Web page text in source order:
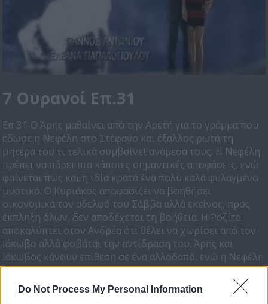
Do Not Process My Personal Information
7 Ουρανοί Επ.31
Επ 31-Ο Άρης μαθαίνει από την Αρετή για το γράμμα που
έδωσε η Νεφέλη στο Στέφανο και έξαλλος ρωτά τη
μητέρα του τι τελικά συμβαίνει ανάμεσα τους. Η Νεφέλη
πρέπει να πάρει πια κάποιες σημαντικές αποφάσεις, ενώ
φαίνεται πως και η ιδία κρατά ένα πολύ καλά φυλαγμένο
μυστικό. Ο Κυριάκος αποφασίζει να βοηθήσει
οικονομικά τον αδελφό του Σάββα αλλά εκείνος, προς
έκπληξη όλων, δεν αποδέχεται τη βοήθεια. Η Ροζίτα
αποκαλύπτει στον Ανδρέα ότι θέλει να χωρίσει από τον
Ιάκωβο αλλά φοβάται την αντίδραση του. Άρης και
Ιάκωβος κάνουν επίθεση σε ένα αλλοδαπό, ενώ η Νεφέλη
υποβάλλει παραίτηση. Η Αναστασία λέει στην Αλεξάνδρα
πως αυτά που της αποκάλυψε δε γίνεται να μείνουν
κρυφά και πως ο Πανικός έχει δικαίωμα να μάθει την